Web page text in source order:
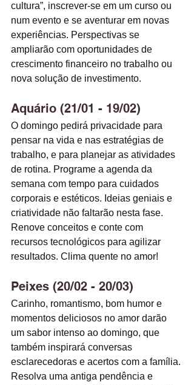
cultura”, inscrever-se em um curso ou
num evento e se aventurar em novas
experiências. Perspectivas se
ampliarão com oportunidades de
crescimento financeiro no trabalho ou
nova solução de investimento.
Aquário (21/01 - 19/02)
O domingo pedirá privacidade para
pensar na vida e nas estratégias de
trabalho, e para planejar as atividades
de rotina. Programe a agenda da
semana com tempo para cuidados
corporais e estéticos. Ideias geniais e
criatividade não faltarão nesta fase.
Renove conceitos e conte com
recursos tecnológicos para agilizar
resultados. Clima quente no amor!
Peixes (20/02 - 20/03)
Carinho, romantismo, bom humor e
momentos deliciosos no amor darão
um sabor intenso ao domingo, que
também inspirará conversas
esclarecedoras e acertos com a família.
Resolva uma antiga pendência e